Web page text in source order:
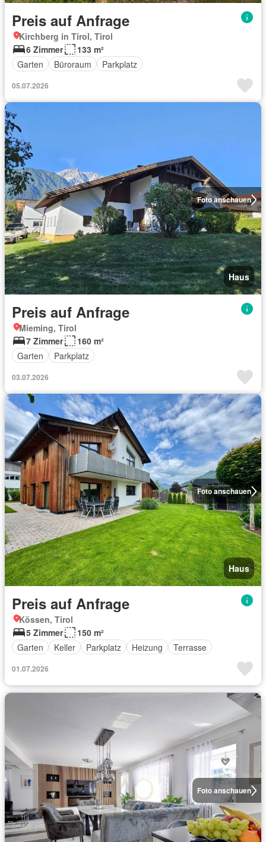
Preis auf Anfrage
Kirchberg in Tirol, Tirol
6 Zimmer
133 m²
Garten
Büroraum Parkplatz
05.07.2026
Foto anschauen
Haus
Preis auf Anfrage
Mieming, Tirol
7 Zimmer
160 m²
Garten
Parkplatz
03.07.2026
Foto anschauen
Haus
Preis auf Anfrage
Kössen, Tirol
5 Zimmer
150 m²
Garten
Keller Parkplatz Heizung Terrasse
01.07.2026
Foto anschauen